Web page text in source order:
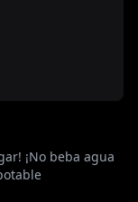
inmunológico,
de manera
que te
¡No beba agua